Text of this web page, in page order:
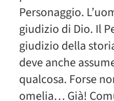
Personaggio.
giudizio di Dio. Il
giudizio della
deve anche
qualcosa. Forse
omelia… Già!